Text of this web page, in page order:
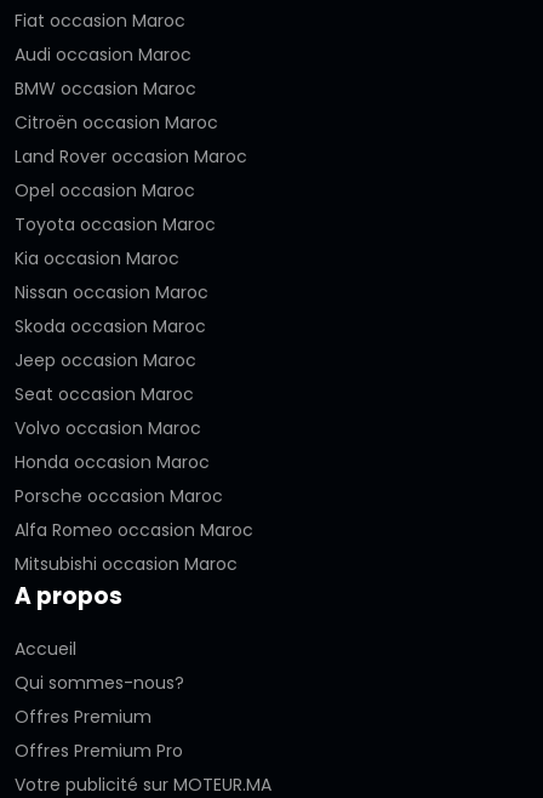
Fiat occasion Maroc
Audi occasion Maroc
BMW occasion Maroc
Citroën occasion Maroc
Land Rover occasion Maroc
Opel occasion Maroc
Toyota occasion Maroc
Kia occasion Maroc
Nissan occasion Maroc
Skoda occasion Maroc
Jeep occasion Maroc
Seat occasion Maroc
Volvo occasion Maroc
Honda occasion Maroc
Porsche occasion Maroc
Alfa Romeo occasion Maroc
Mitsubishi occasion Maroc
A propos
Accueil
Qui sommes-nous?
Offres Premium
Offres Premium Pro
Votre publicité sur MOTEUR.MA